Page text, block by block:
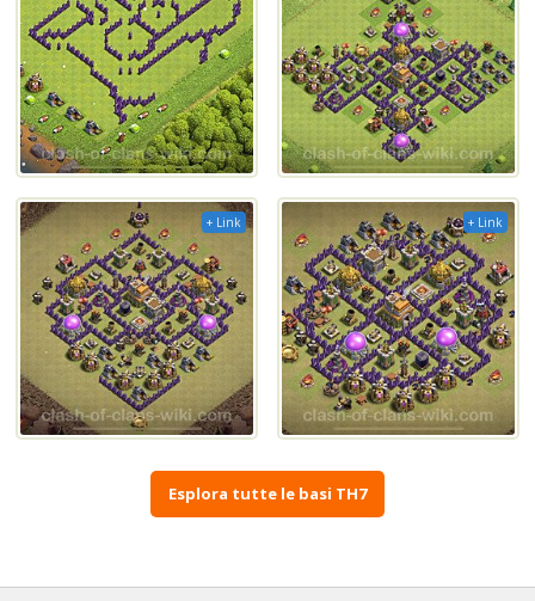
+ Link + Link
Esplora tutte le basi TH7